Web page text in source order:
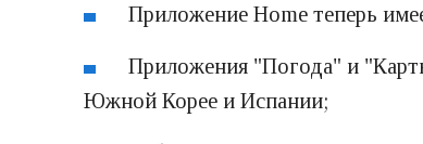
Приложение Home теперь
Приложения "Погода" и
Южной Корее и Испании;